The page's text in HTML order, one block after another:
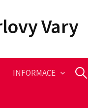
Vary
INFORMACE V